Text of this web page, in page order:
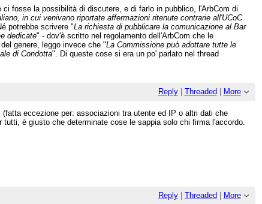
fosse la possibilità di discutere, e di farlo in pubblico, l'ArbCom di
in cui venivano riportate affermazioni ritenute contrarie all'UCoC
potrebbe scrivere "La richiesta di pubblicare la comunicazione al Bar
dedicate" - dov'è scritto nel regolamento dell'ArbCom che le
genere, leggo invece che "La Commissione può adottare tutte le
di Condotta". Di queste cose si era un po' parlato nel thread
Reply| Threaded More
eccezione per: associazioni tra utente ed IP o altri dati che
è giusto che determinate cose le sappia solo chi firma l'accordo.
Reply| Threaded More